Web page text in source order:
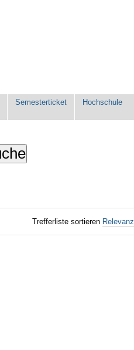
Semesterticket Hochschule
Trefferliste sortieren Relevanz